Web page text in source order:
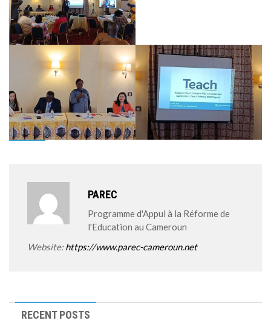
PAREC
Programme d'Appui à la Réforme de
l'Education au Cameroun
Website:https://www.parec-cameroun.net
RECENT POSTS